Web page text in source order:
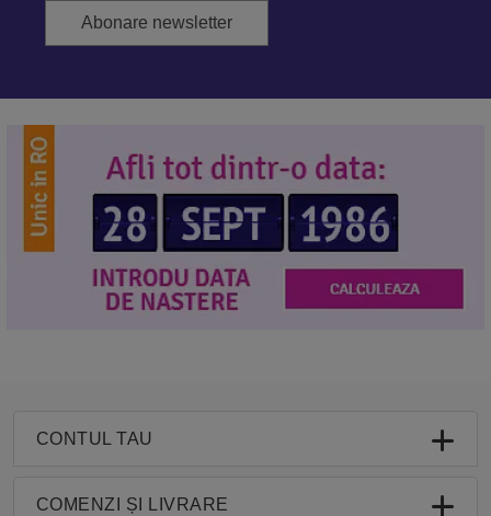
Abonare newsletter
CONTUL TAU
COMENZI ȘI LIVRARE